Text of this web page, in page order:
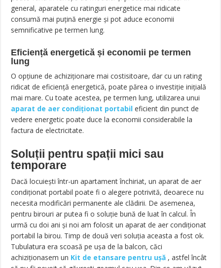
general, aparatele cu ratinguri energetice mai ridicate
consumă mai puțină energie și pot aduce economii
semnificative pe termen lung.
Eficiență energetică și economii pe termen
lung
O opțiune de achiziționare mai costisitoare, dar cu un rating
ridicat de eficiență energetică, poate părea o investiție inițială
mai mare. Cu toate acestea, pe termen lung, utilizarea unui
aparat de aer condiționat portabil eficient din punct de
vedere energetic poate duce la economii considerabile la
factura de electricitate.
Soluții pentru spații mici sau
temporare
Dacă locuiești într-un apartament închiriat, un aparat de aer
condiționat portabil poate fi o alegere potrivită, deoarece nu
necesita modificări permanente ale clădirii. De asemenea,
pentru birouri ar putea fi o soluție bună de luat în calcul. În
urmă cu doi ani și noi am folosit un aparat de aer condiționat
portabil la birou. Timp de două veri soluția aceasta a fost ok.
Tubulatura era scoasă pe ușa de la balcon, căci
achiziționasem un Kit de etansare pentru ușă , astfel încât